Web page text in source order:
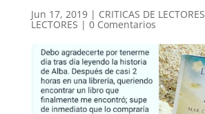
Jun 17, 2019| CRITICAS DE LECTORES
LECTORES | 0 Comentarios